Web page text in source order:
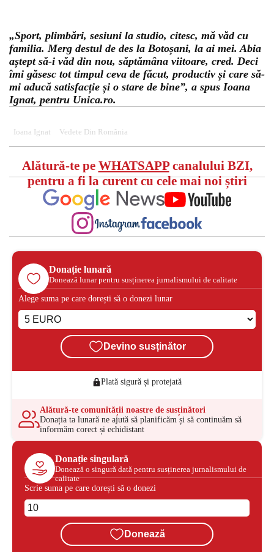
„Sport, plimbări, sesiuni la studio, citesc, mă văd cu
familia. Merg destul de des la Botoșani, la ai mei. Abia
aștept să-i văd din nou, săptămâna viitoare, cred. Deci
îmi găsesc tot timpul ceva de făcut, productiv și care să-
mi aducă satisfacție și o stare de bine”, a spus Ioana
Ignat, pentru Unica.ro.
Ioana Ignat Vedete Din România
Alătură-te pe WHATSAPPcanalului BZI,
pentru a fi la curent cu cele mai noi știri
Donație lunară
Donează lunar pentru susținerea jurnalismului de calitate
Alege suma pe care dorești să o donezi lunar
Devino susținător
Plată sigură și protejată
Alătură-te comunității noastre de susținători
Donația ta lunară ne ajută să planificăm și să continuăm să
informăm corect și echidistant
Donație singulară
Donează o singură dată pentru susținerea jurnalismului de
calitate
Scrie suma pe care dorești să o donezi
Donează